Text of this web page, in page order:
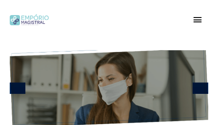
para